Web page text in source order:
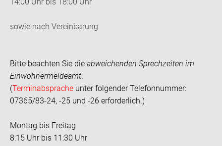
sowie nach Vereinbarung
Bitte beachten Sie die abweichenden Sprechzeiten im
Einwohnermeldeamt:
(Terminabsprache unter folgender Telefonnummer:
07365/83-24, -25 und -26 erforderlich.)
Montag bis Freitag
8:15 Uhr bis 11:30 Uhr